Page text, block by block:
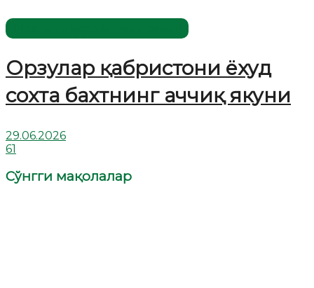
Орзулар қабристони ёхуд
сохта бахтнинг аччиқ якуни
29.06.2026
61
Сўнгги мақолалар